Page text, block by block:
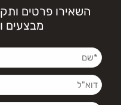
השאירו פרטים
מבצעים